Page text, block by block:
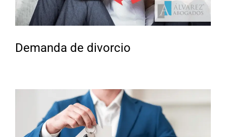
Demanda de divorcio